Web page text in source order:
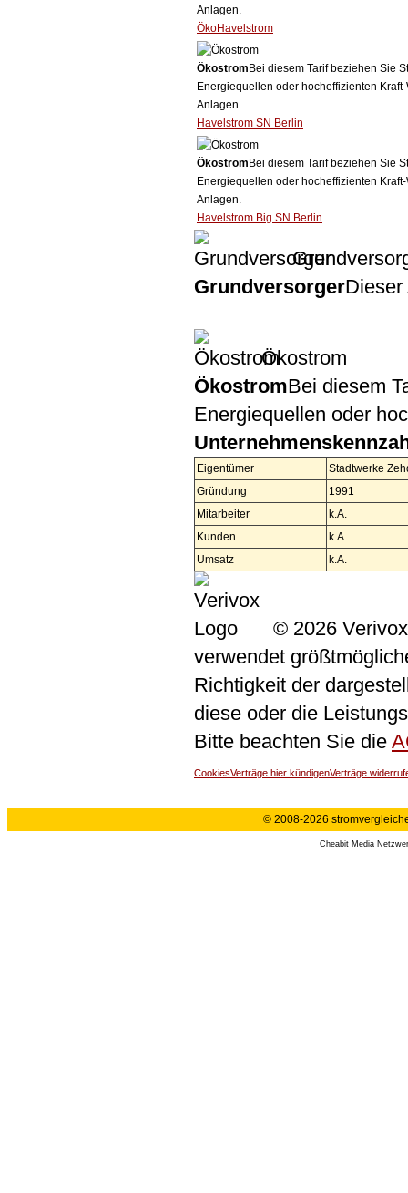
Anlagen.
ÖkoHavelstrom
Ökostrom Bei diesem Tarif beziehen Sie
Energiequellen oder hocheffizienten
Anlagen.
Havelstrom SN Berlin
Ökostrom Bei diesem Tarif beziehen Sie
Energiequellen oder hocheffizienten
Anlagen.
Havelstrom Big SN Berlin
GrundversorgerDieser
Ökostrom
ÖkostromBei diesem
Energiequellen oder
Eigentümer
Stadtwerke
Gründung
1991
Mitarbeiter
k.A.
Kunden
k.A.
Umsatz
k.A.
© 2026
verwendet
Richtigkeit der
diese oder die
Bitte beachten Sie die
CookiesVerträge hier kündigenVerträge
© 2008-2026
Cheabit Media